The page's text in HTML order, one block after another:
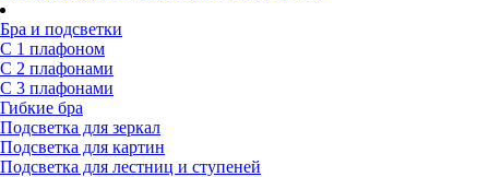
Бра и подсветки
С 1 плафоном
С 2 плафонами
С 3 плафонами
Гибкие бра
Подсветка для зеркал
Подсветка для картин
Подсветка для лестниц и ступеней